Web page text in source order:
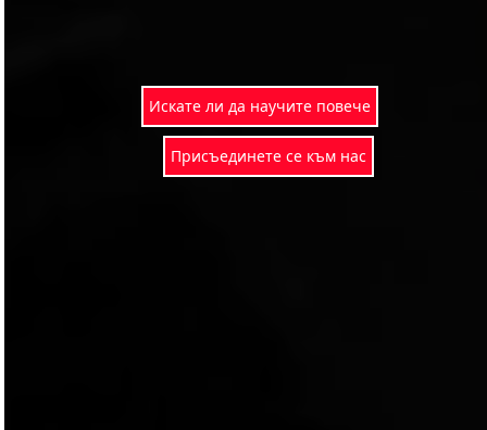
Искате ли да научите повече
Присъединете се към нас